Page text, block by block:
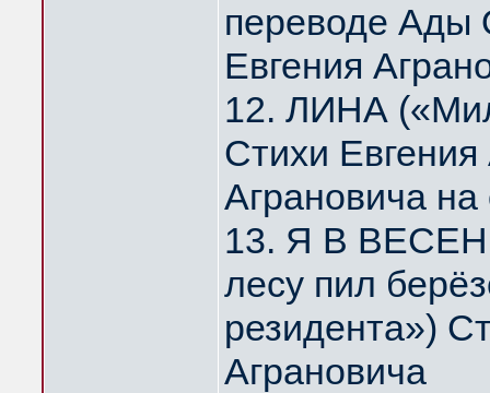
переводе Ады
Евгения
12. ЛИНА
Стихи
Аграновича
13. Я В
лесу пил
резидента»)
Аграновича